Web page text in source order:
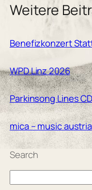
Weitere
Benefizkonzert
WPD Linz 2026
Parkinsong Lines
mica – music austria
Search